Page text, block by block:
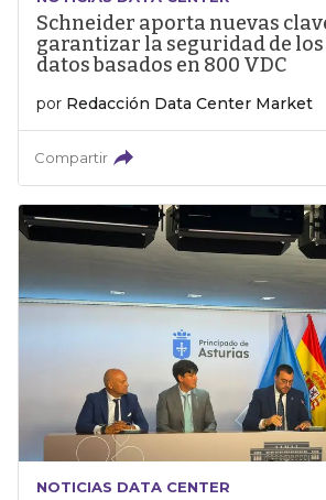
Schneider aporta nuevas
garantizar la seguridad de
datos basados en 800 VDC
por Redacción Data Center Market
Compartir
NOTICIAS DATA CENTER